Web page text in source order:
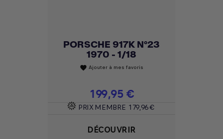
PORSCHE 917K N°23
1970 - 1/18
favorite Ajouter à mes favoris
Prix
199,95 €
PRIX MEMBRE 179,96 €
DÉCOUVRIR